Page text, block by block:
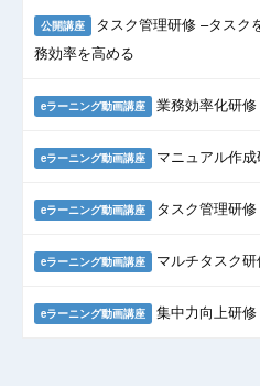
公開講座 タスク管理研修 –タスク
務効率を高める
eラーニング動画講座 業務効率化研修
eラーニング動画講座 マニュアル作成
eラーニング動画講座 タスク管理研修
eラーニング動画講座 マルチタスク研
eラーニング動画講座 集中力向上研修